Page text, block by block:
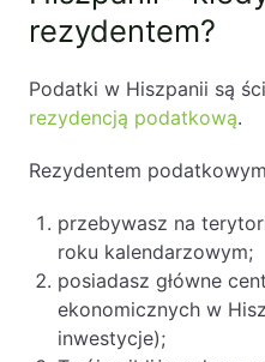
rezydentem?
Podatki w Hiszpanii są
rezydencją podatkową.
Rezydentem
przebywasz na
roku kalendarzowym;
posiadasz główne
ekonomicznych w
inwestycje);